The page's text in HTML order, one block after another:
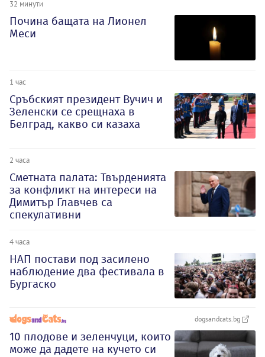
32 минути
Почина бащата на Лионел
Меси
1 час
Сръбският президент Вучич и
Зеленски се срещнаха в
Белград, какво си казаха
2 часа
Сметната палата: Твърденията
за конфликт на интереси на
Димитър Главчев са
спекулативни
4 часа
НАП постави под засилено
наблюдение два фестивала в
Бургаско
dogsandcats.bg
10 плодове и зеленчуци, които
може да дадете на кучето си